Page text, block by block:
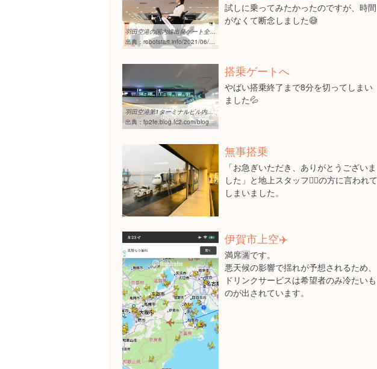
羽田空港の国内線出発ゲート全域で自動運転の低速モビリティが無料で ...
出典： robotstart.info/2021/06/11/whill-haneda-2021.html
試しに乗ってみたかったのですが、時間
がなくて断念しました😅
羽田空港第1ターミナルビル内移動 - FP2FEの出張ダイアリー
出典： fp2fe.blog.fc2.com/blog-entry-483.html
搭乗ゲートへ
やばい搭乗終了まで8分を切ってしまい
ました💦
無事搭乗
「お急ぎいただき、ありがとうございま
した」と地上スタッフ👱‍♀️の方に言われて
しまいました。
伊賀市上空✈️
満席🈵です。
悪天候の影響で揺れが予想されるため、
ドリンクサービスは希望者のみ冷たいも
のが出されています。